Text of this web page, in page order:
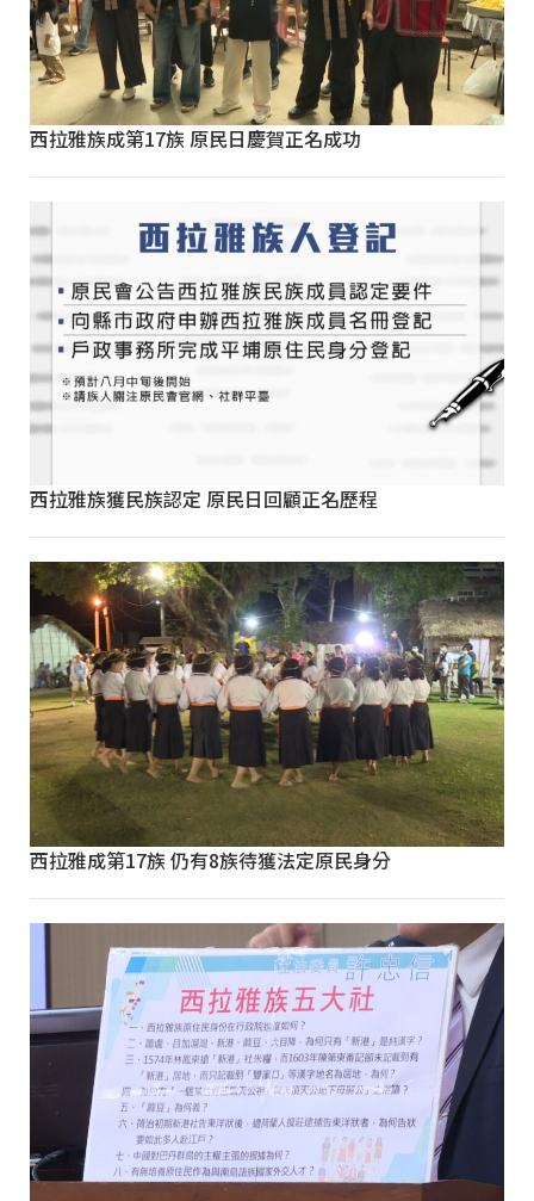
西拉雅族成第17族 原民日慶賀正名成功
西拉雅族獲民族認定 原民日回顧正名歷程
西拉雅成第17族 仍有8族待獲法定原民身分